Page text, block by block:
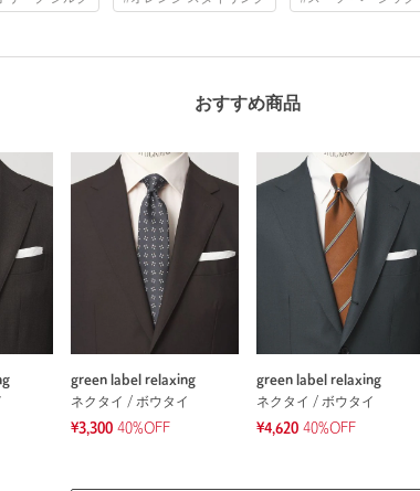
おすすめ商品
green label relaxing
ネクタイ / ボウタイ
¥3,300 40%OFF
green label relaxing
ネクタイ / ボウタイ
¥4,620 40%OFF